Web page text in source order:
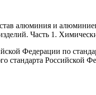
алюминия и
Часть 1.
Федерации по
стандарта Российской